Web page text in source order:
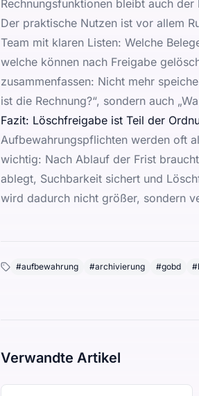
Rechnungsfunktionen bleibt auch der
Der praktische Nutzen ist vor allem
Team mit klaren Listen: Welche
welche können nach Freigabe
zusammenfassen: Nicht mehr
ist die Rechnung?“, sondern auch
Fazit: Löschfreigabe ist Teil der
Aufbewahrungspflichten werden oft
wichtig: Nach Ablauf der Frist
ablegt, Suchbarkeit sichert und
wird dadurch nicht größer, sondern
#aufbewahrung #archivierung #gobd #
Verwandte Artikel